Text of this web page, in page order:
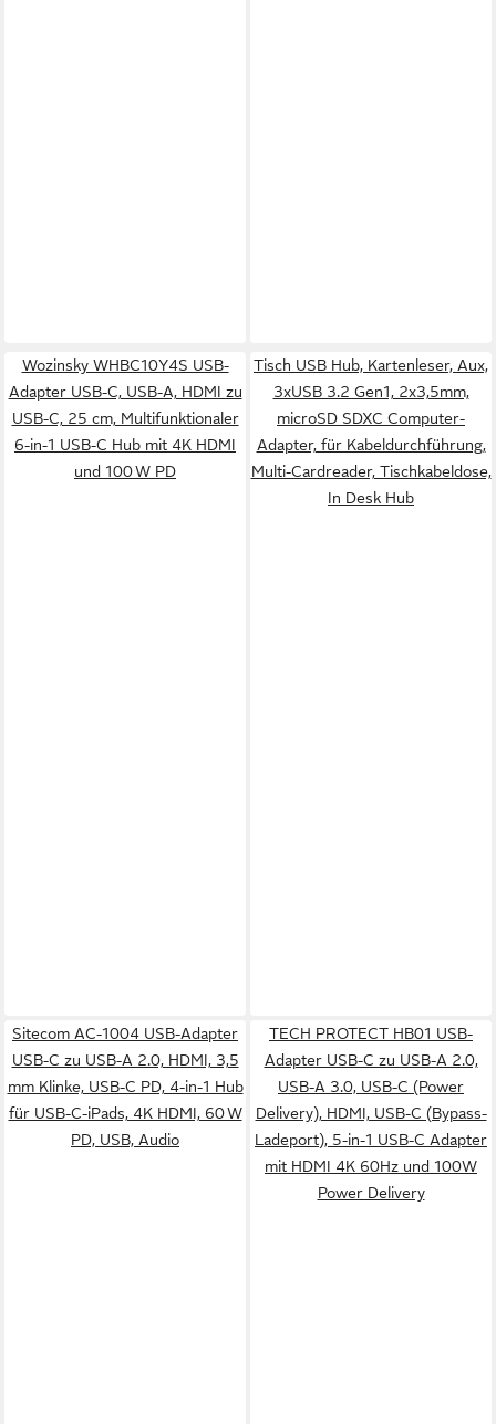
Wozinsky WHBC10Y4S USB-
Adapter USB-C, USB-A, HDMI zu
USB-C, 25 cm, Multifunktionaler
6-in-1 USB-C Hub mit 4K HDMI
und 100 W PD
Tisch USB Hub, Kartenleser, Aux,
3xUSB 3.2 Gen1, 2x3,5mm,
microSD SDXC Computer-
Adapter, für Kabeldurchführung,
Multi-Cardreader, Tischkabeldose,
In Desk Hub
Sitecom AC-1004 USB-Adapter
USB-C zu USB-A 2.0, HDMI, 3,5
mm Klinke, USB-C PD, 4-in-1 Hub
für USB-C-iPads, 4K HDMI, 60 W
PD, USB, Audio
TECH PROTECT HB01 USB-
Adapter USB-C zu USB-A 2.0,
USB-A 3.0, USB-C (Power
Delivery), HDMI, USB-C (Bypass-
Ladeport), 5-in-1 USB-C Adapter
mit HDMI 4K 60Hz und 100W
Power Delivery